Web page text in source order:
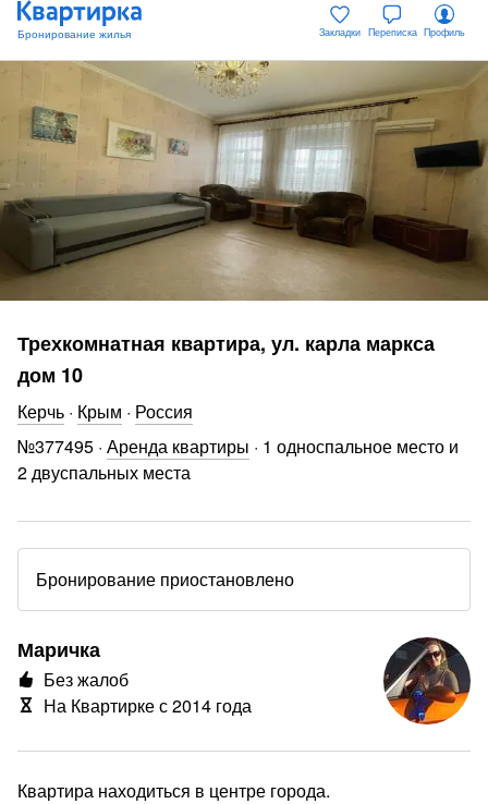
Закладки Переписка Профиль
Трехкомнатная квартира, ул. карла маркса
дом 10
Керчь · Крым · Россия
№377495 · Аренда квартиры · 1 односпальное место и
2 двуспальных места
Бронирование приостановлено
Маричка
Без жалоб
На Квартирке с 2014 года
Квартира находиться в центре города.